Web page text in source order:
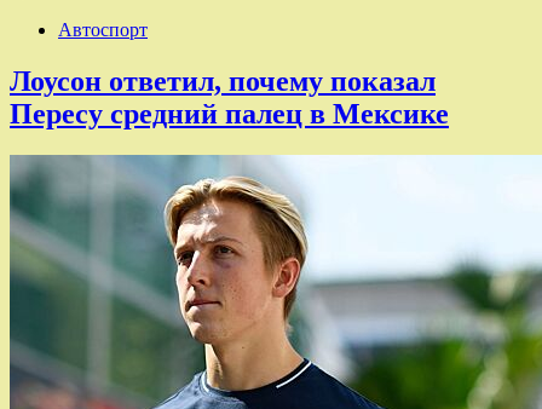
Автоспорт
Лоусон ответил, почему показал
Пересу средний палец в Мексике